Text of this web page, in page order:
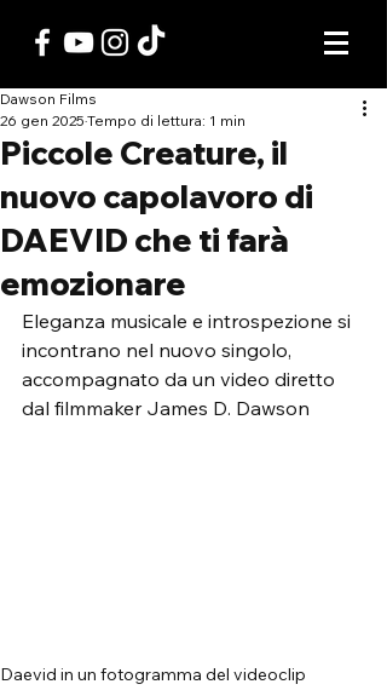
Piccole Creature, il
nuovo capolavoro di
DAEVID che ti farà
emozionare
Dawson Films
26 gen 2025 Tempo di lettura: 1 min
Eleganza musicale e introspezione si
incontrano nel nuovo singolo,
accompagnato da un video diretto
dal filmmaker James D. Dawson
Daevid in un fotogramma del videoclip